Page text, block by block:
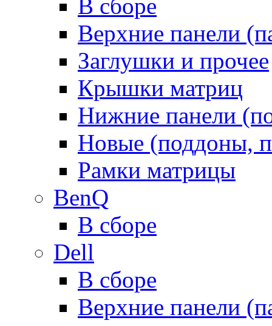
В сборе
Верхние панели
Заглушки и прочее
Крышки матриц
Нижние панели
Новые (поддоны,
Рамки матрицы
BenQ
В сборе
Dell
В сборе
Верхние панели